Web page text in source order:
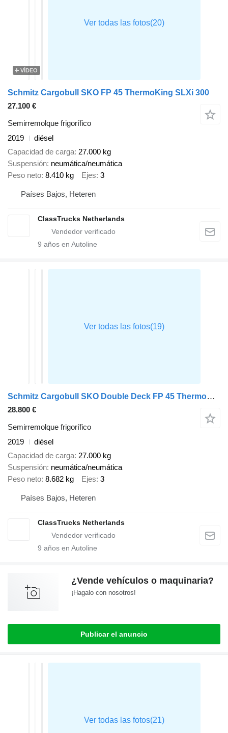
VÍDEO
Schmitz Cargobull SKO FP 45 ThermoKing SLXi 300
27.100 €
Semirremolque frigorífico
2019
diésel
Capacidad de carga 27.000 kg
Suspensión neumática/neumática
Peso neto 8.410 kg Ejes 3
Países Bajos, Heteren
ClassTrucks Netherlands
9 años en Autoline
Schmitz Cargobull SKO Double Deck FP 45 ThermoKing SLXi 300
28.800 €
Semirremolque frigorífico
2019
diésel
Capacidad de carga 27.000 kg
Suspensión neumática/neumática
Peso neto 8.682 kg Ejes 3
Países Bajos, Heteren
ClassTrucks Netherlands
9 años en Autoline
¿Vende vehículos o maquinaria?
¡Hagalo con nosotros!
Publicar el anuncio